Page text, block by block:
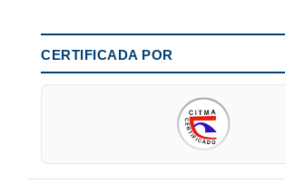
CERTIFICADA POR